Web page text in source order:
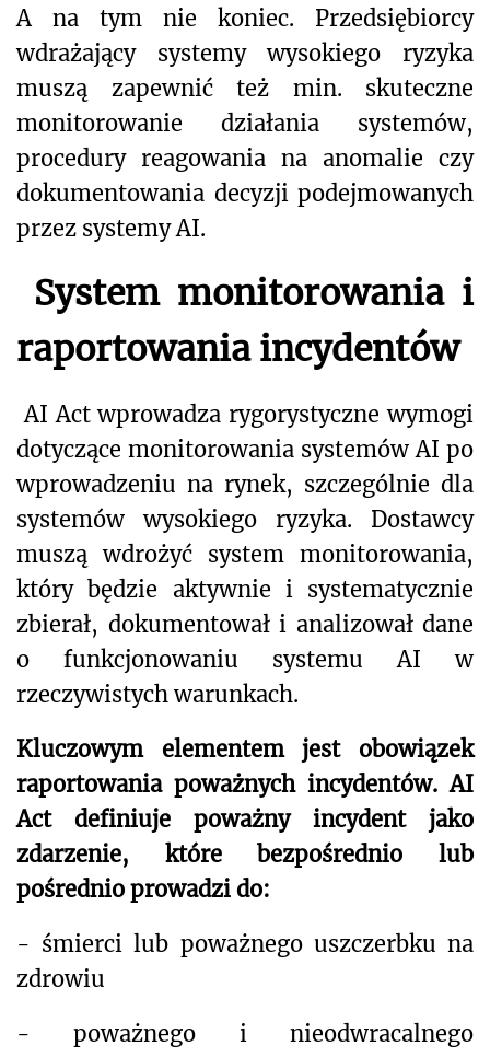
A na tym nie koniec. Przedsiębiorcy
wdrażający systemy wysokiego ryzyka
muszą zapewnić też min. skuteczne
monitorowanie działania systemów,
procedury reagowania na anomalie czy
dokumentowania decyzji podejmowanych
przez systemy AI.
System monitorowania i
raportowania incydentów
AI Act wprowadza rygorystyczne wymogi
dotyczące monitorowania systemów AI po
wprowadzeniu na rynek, szczególnie dla
systemów wysokiego ryzyka. Dostawcy
muszą wdrożyć system monitorowania,
który będzie aktywnie i systematycznie
zbierał, dokumentował i analizował dane
o funkcjonowaniu systemu AI w
rzeczywistych warunkach.
Kluczowym elementem jest obowiązek
raportowania poważnych incydentów. AI
Act definiuje poważny incydent jako
zdarzenie, które bezpośrednio lub
pośrednio prowadzi do:
- śmierci lub poważnego uszczerbku na
zdrowiu
- poważnego i nieodwracalnego